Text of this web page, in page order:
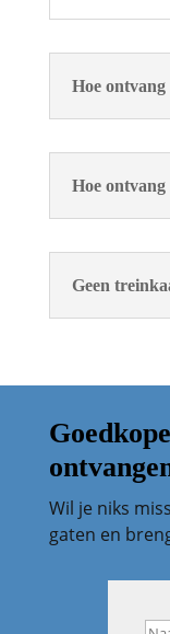
Hoe
Hoe
Geen
Wil je niks
gaten en